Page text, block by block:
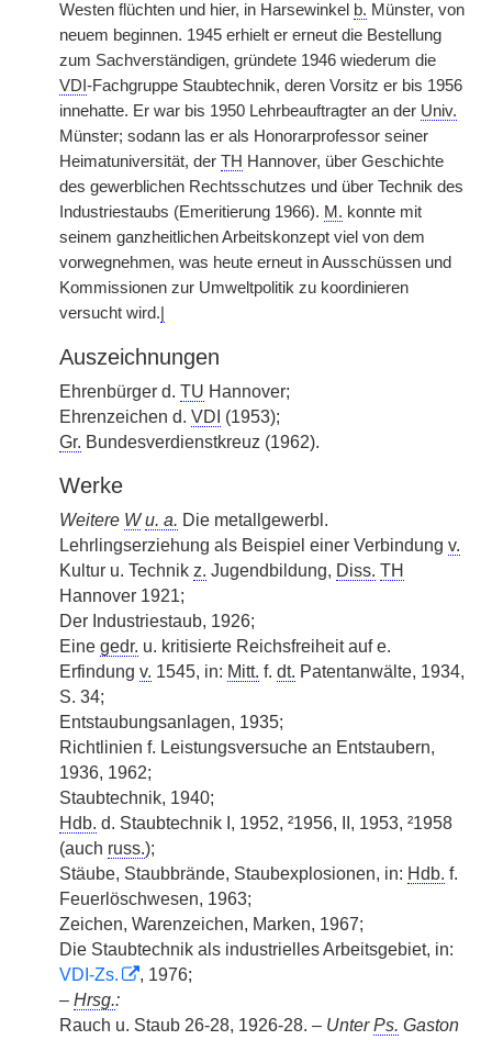
Westen flüchten und hier, in Harsewinkel b. Münster, von
neuem beginnen. 1945 erhielt er erneut die Bestellung
zum Sachverständigen, gründete 1946 wiederum die
VDI -Fachgruppe Staubtechnik, deren Vorsitz er bis 1956
innehatte. Er war bis 1950 Lehrbeauftragter an der Univ.
Münster; sodann las er als Honorarprofessor seiner
Heimatuniversität, der TH Hannover, über Geschichte
des gewerblichen Rechtsschutzes und über Technik des
Industriestaubs (Emeritierung 1966). M. konnte mit
seinem ganzheitlichen Arbeitskonzept viel von dem
vorwegnehmen, was heute erneut in Ausschüssen und
Kommissionen zur Umweltpolitik zu koordinieren
versucht wird.
Auszeichnungen
Ehrenbürger d. TU Hannover;
Ehrenzeichen d. VDI (1953);
Gr. Bundesverdienstkreuz (1962).
Werke
Weitere W u. a. Die metallgewerbl.
Lehrlingserziehung als Beispiel einer Verbindung v.
Kultur u. Technik z. Jugendbildung, Diss. TH
Hannover 1921;
Der Industriestaub, 1926;
Eine gedr. u. kritisierte Reichsfreiheit auf e.
Erfindung v. 1545, in: Mitt. f. dt. Patentanwälte, 1934,
S. 34;
Entstaubungsanlagen, 1935;
Richtlinien f. Leistungsversuche an Entstaubern,
1936, 1962;
Staubtechnik, 1940;
Hdb. d. Staubtechnik I, 1952, ²1956, II, 1953, ²1958
(auch russ.);
Stäube, Staubbrände, Staubexplosionen, in: Hdb. f.
Feuerlöschwesen, 1963;
Zeichen, Warenzeichen, Marken, 1967;
Die Staubtechnik als industrielles Arbeitsgebiet, in:
VDI-Zs.
, 1976;
– Hrsg.:
Rauch u. Staub 26-28, 1926-28. – UnterPs. Gaston